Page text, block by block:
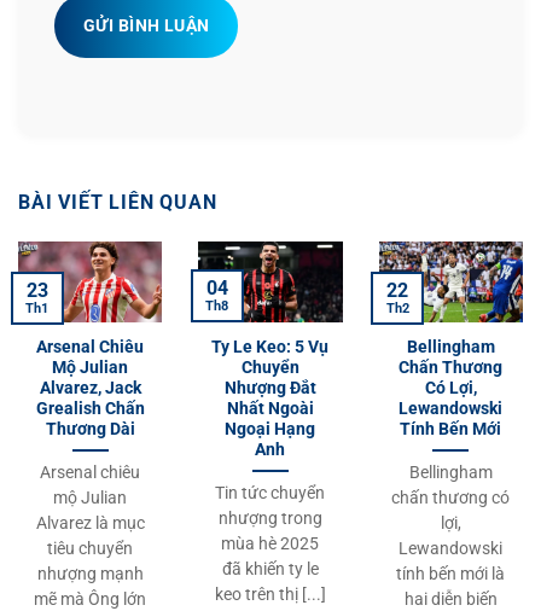
GỬI BÌNH LUẬN
BÀI VIẾT LIÊN QUAN
Arsenal Chiêu
Mộ Julian
Alvarez, Jack
Grealish Chấn
Thương Dài
Arsenal chiêu
mộ Julian
Alvarez là mục
tiêu chuyển
nhượng mạnh
mẽ mà Ông lớn
23
Th1
Ty Le Keo: 5 Vụ
Chuyển
Nhượng Đắt
Nhất Ngoài
Ngoại Hạng
Anh
Tin tức chuyển
nhượng trong
mùa hè 2025
đã khiến ty le
keo trên thị [...]
04
Th8
Bellingham
Chấn Thương
Có Lợi,
Lewandowski
Tính Bến Mới
Bellingham
chấn thương có
lợi,
Lewandowski
tính bến mới là
hai diễn biến
22
Th2